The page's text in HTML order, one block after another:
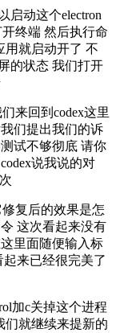
启动这个electron
终端 然后执行命
用就启动开了 不
的状态 我们打开
来回到codex这里
们提出我们的诉
试不够彻底 请你
说我说的对
复后的效果是怎
这次看起来没有
里面随便输入标
来已经很完美了
加c关掉这个进程
们就继续来提新的